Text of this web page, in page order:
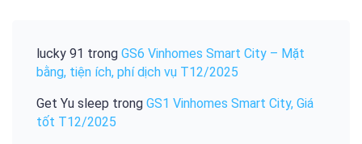
lucky 91 trong GS6 Vinhomes Smart City – Mặt
bằng, tiện ích, phí dịch vụ T12/2025
Get Yu sleep trong GS1 Vinhomes Smart City, Giá
tốt T12/2025